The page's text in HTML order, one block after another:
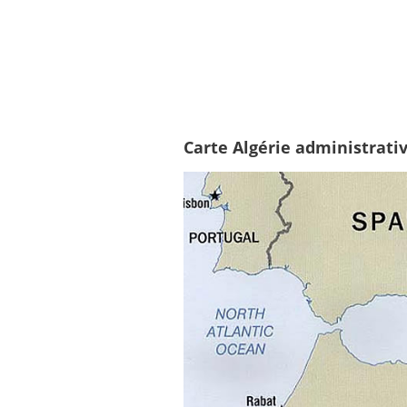
Carte Algérie